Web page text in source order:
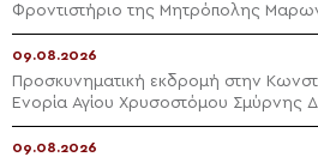
Φροντιστήριο της Μητρόπολης
09.08.2026
Προσκυνηματική εκδρομή στην
Ενορία Αγίου Χρυσοστόμου Σμύρνης
09.08.2026